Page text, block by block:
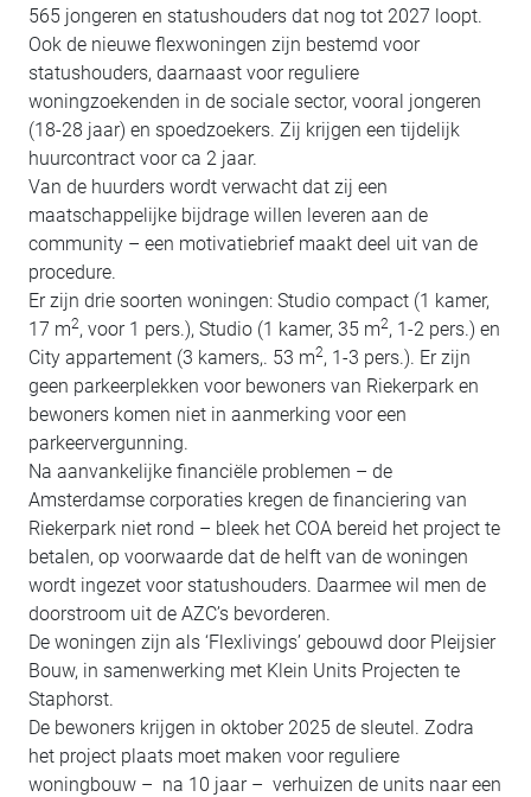
565 jongeren en statushouders dat nog tot 2027 loopt.
Ook de nieuwe flexwoningen zijn bestemd voor
statushouders, daarnaast voor reguliere
woningzoekenden in de sociale sector, vooral jongeren
(18-28 jaar) en spoedzoekers. Zij krijgen een tijdelijk
huurcontract voor ca 2 jaar.
Van de huurders wordt verwacht dat zij een
maatschappelijke bijdrage willen leveren aan de
community – een motivatiebrief maakt deel uit van de
procedure.
Er zijn drie soorten woningen: Studio compact (1 kamer,
17 m2, voor 1 pers.), Studio (1 kamer, 35 m2, 1-2 pers.) en
City appartement (3 kamers,. 53 m2, 1-3 pers.). Er zijn
geen parkeerplekken voor bewoners van Riekerpark en
bewoners komen niet in aanmerking voor een
parkeervergunning.
Na aanvankelijke financiële problemen – de
Amsterdamse corporaties kregen de financiering van
Riekerpark niet rond – bleek het COA bereid het project te
betalen, op voorwaarde dat de helft van de woningen
wordt ingezet voor statushouders. Daarmee wil men de
doorstroom uit de AZC’s bevorderen.
De woningen zijn als ‘Flexlivings’ gebouwd door Pleijsier
Bouw, in samenwerking met Klein Units Projecten te
Staphorst.
De bewoners krijgen in oktober 2025 de sleutel. Zodra
het project plaats moet maken voor reguliere
woningbouw – na 10 jaar – verhuizen de units naar een